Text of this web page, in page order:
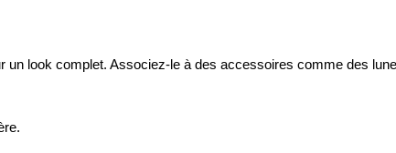
look complet. Associez-le à des accessoires comme des